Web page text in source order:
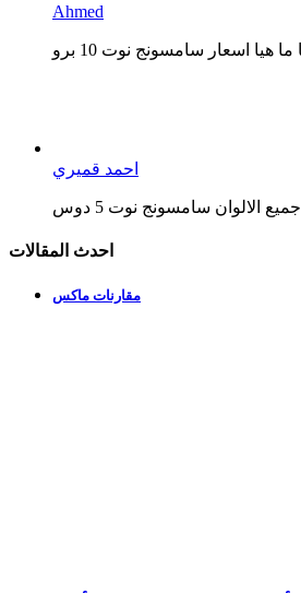
Ahmed
احمد قميري
احدث المقالات
مقارنات ماكس